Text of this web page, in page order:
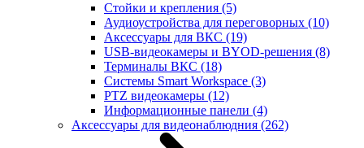
Стойки и крепления (5)
Аудиоустройства для переговорных (10)
Аксессуары для ВКС (19)
USB-видеокамеры и BYOD-решения (8)
Терминалы ВКС (18)
Системы Smart Workspace (3)
PTZ видеокамеры (12)
Информационные панели (4)
Аксессуары для видеонаблюдния (262)